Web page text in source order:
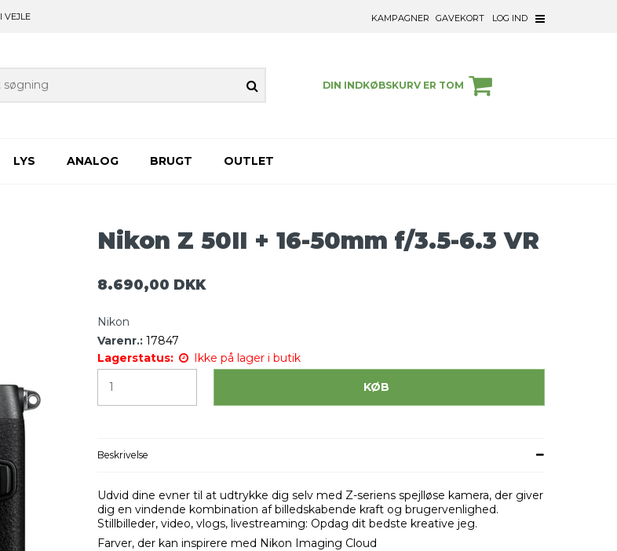
I VEJLE KAMPAGNER GAVEKORT LOG IND
DIN INDKØBSKURV ER TOM
LYS ANALOG BRUGT OUTLET
Nikon Z 50II + 16-50mm f/3.5-6.3 VR
8.690,00 DKK
Nikon
Varenr.: 17847
Lagerstatus:
Ikke på lager i butik
KØB
Beskrivelse
Udvid dine evner til at udtrykke dig selv med Z-seriens spejlløse kamera, der giver
dig en vindende kombination af billedskabende kraft og brugervenlighed.
Stillbilleder, video, vlogs, livestreaming: Opdag dit bedste kreative jeg.
Farver, der kan inspirere med Nikon Imaging Cloud